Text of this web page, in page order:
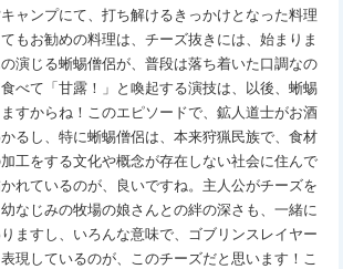
ャンプにて、打ち解けるきっかけとなった料理
もお勧めの料理は、チーズ抜きには、始まりま
演じる蜥蜴僧侶が、普段は落ち着いた口調なの
べて「甘露！」と喚起する演技は、以後、蜥蜴
すからね！このエピソードで、鉱人道士がお酒
るし、特に蜥蜴僧侶は、本来狩猟民族で、食材
工をする文化や概念が存在しない社会に住んで
れているのが、良いですね。主人公がチーズを
なじみの牧場の娘さんとの絆の深さも、一緒に
ますし、いろんな意味で、ゴブリンスレイヤー
現しているのが、このチーズだと思います！こ